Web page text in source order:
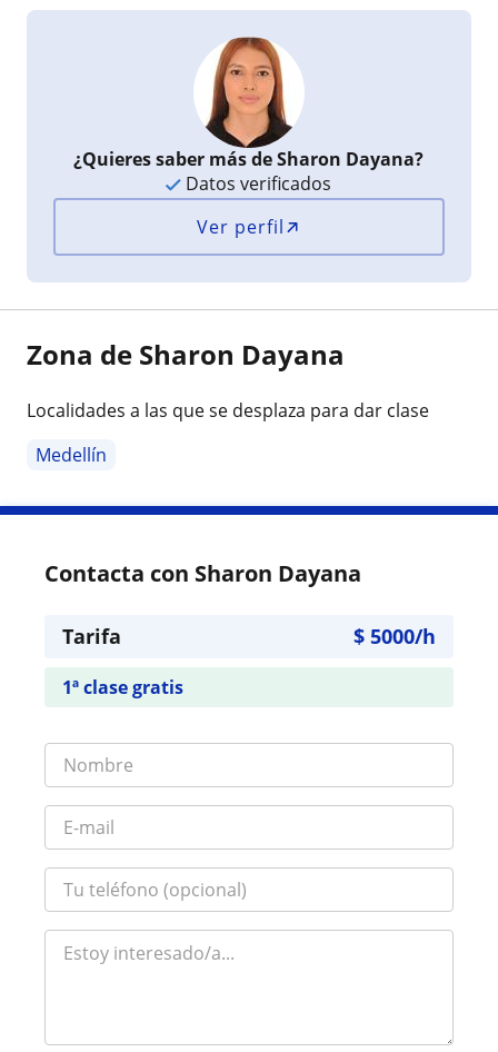
¿Quieres saber más de Sharon Dayana?
Datos verificados
Ver perfil
Zona de Sharon Dayana
Localidades a las que se desplaza para dar clase
Medellín
Contacta con Sharon Dayana
Tarifa $ 5000/h
1ª clase gratis